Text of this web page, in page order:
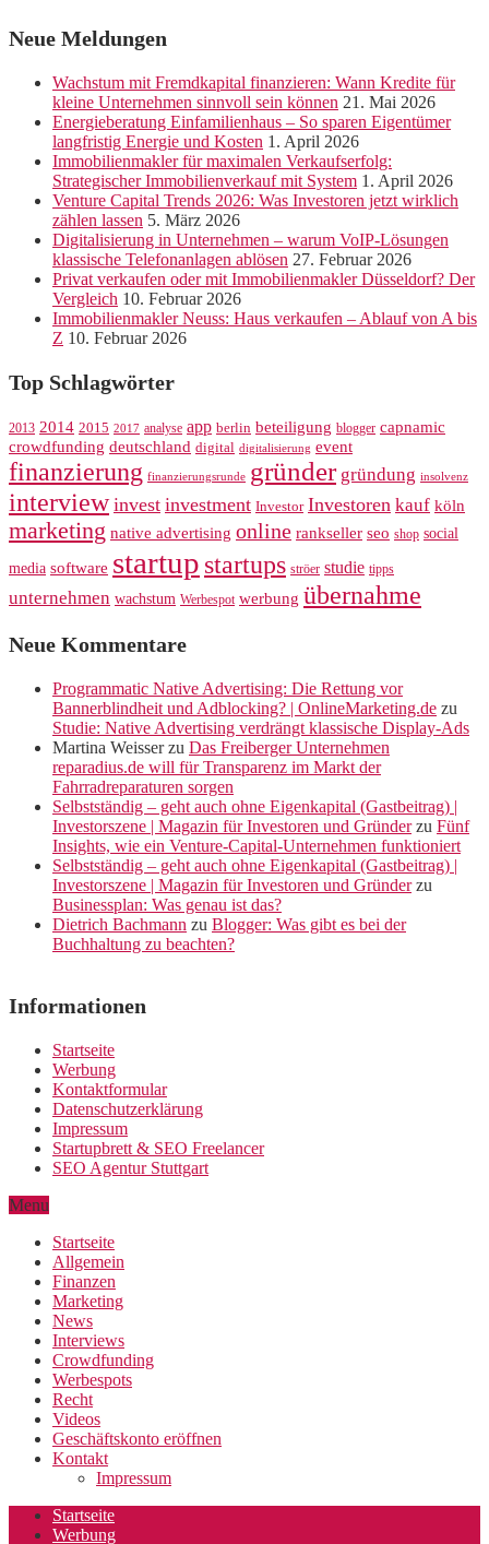
Neue Meldungen
Wachstum mit Fremdkapital finanzieren: Wann Kredite für
kleine Unternehmen sinnvoll sein können 21. Mai 2026
Energieberatung Einfamilienhaus – So sparen Eigentümer
langfristig Energie und Kosten 1. April 2026
Immobilienmakler für maximalen Verkaufserfolg:
Strategischer Immobilienverkauf mit System 1. April 2026
Venture Capital Trends 2026: Was Investoren jetzt wirklich
zählen lassen 5. März 2026
Digitalisierung in Unternehmen – warum VoIP-Lösungen
klassische Telefonanlagen ablösen 27. Februar 2026
Privat verkaufen oder mit Immobilienmakler Düsseldorf? Der
Vergleich 10. Februar 2026
Immobilienmakler Neuss: Haus verkaufen – Ablauf von A bis
Z 10. Februar 2026
Top Schlagwörter
2013 2014 2015 2017 analyse app berlin beteiligung blogger capnamic
crowdfunding deutschland digital digitalisierung event
finanzierung finanzierungsrunde gründer gründung insolvenz
interview invest investment Investor Investoren kauf köln
marketing native advertising online rankseller seo shop social
media software startup startups ströer studie tipps
unternehmen wachstum Werbespot werbung übernahme
Neue Kommentare
Programmatic Native Advertising: Die Rettung vor
Bannerblindheit und Adblocking? | OnlineMarketing.de zu
Studie: Native Advertising verdrängt klassische Display-Ads
Martina Weisserzu Das Freiberger Unternehmen
reparadius.de will für Transparenz im Markt der
Fahrradreparaturen sorgen
Selbstständig – geht auch ohne Eigenkapital (Gastbeitrag) |
Investorszene | Magazin für Investoren und Gründerzu Fünf
Insights, wie ein Venture-Capital-Unternehmen funktioniert
Selbstständig – geht auch ohne Eigenkapital (Gastbeitrag) |
Investorszene | Magazin für Investoren und Gründerzu
Businessplan: Was genau ist das?
Dietrich Bachmann zu Blogger: Was gibt es bei der
Buchhaltung zu beachten?
Informationen
Startseite
Werbung
Kontaktformular
Datenschutzerklärung
Impressum
Startupbrett & SEO Freelancer
SEO Agentur Stuttgart
Menu
Startseite
Allgemein
Finanzen
Marketing
News
Interviews
Crowdfunding
Werbespots
Recht
Videos
Geschäftskonto eröffnen
Kontakt
Impressum
Startseite
Werbung